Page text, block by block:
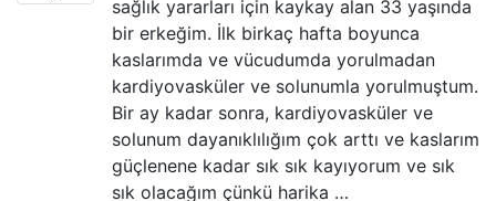
sağlık yararları için kaykay alan 33 yaşında
bir erkeğim. İlk birkaç hafta boyunca
kaslarımda ve vücudumda yorulmadan
kardiyovasküler ve solunumla yorulmuştum.
Bir ay kadar sonra, kardiyovasküler ve
solunum dayanıklılığım çok arttı ve kaslarım
güçlenene kadar sık ​​sık kayıyorum ve sık
sık olacağım çünkü harika …